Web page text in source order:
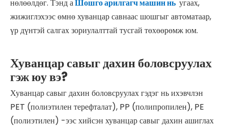
нөлөөлдөг. Тэнд аШошго арилгагч машин нь угаах,
жижиглэхээс өмнө хуванцар савнаас шошгыг автоматаар,
үр дүнтэй салгах зориулалттай тусгай төхөөрөмж юм.
Хуванцар савыг дахин боловсруулах
гэж юу вэ?
Хуванцар савыг дахин боловсруулах гэдэг нь ихэвчлэн
PET (полиэтилен терефталат), PP (полипропилен), PE
(полиэтилен) -ээс хийсэн хуванцар савыг дахин ашиглах